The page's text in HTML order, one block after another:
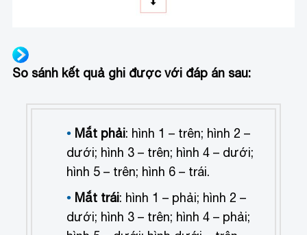
So sánh kết quả ghi được với đáp án sau:
Mắt phải: hình 1 – trên; hình 2 –
dưới; hình 3 – trên; hình 4 – dưới;
hình 5 – trên; hình 6 – trái.
Mắt trái: hình 1 – phải; hình 2 –
dưới; hình 3 – trên; hình 4 – phải;